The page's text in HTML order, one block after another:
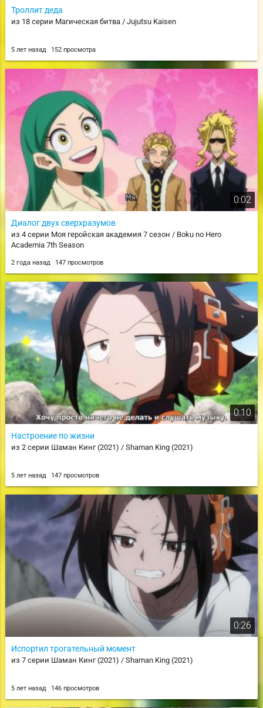
Троллит деда
из 18 серии Магическая битва / Jujutsu Kaisen
5 лет назад 152 просмотра
0:02
Диалог двух сверхразумов
из 4 серии Моя геройская академия 7 сезон / Boku no Hero
Academia 7th Season
2 года назад 147 просмотров
0:10
Настроение по жизни
из 2 серии Шаман Кинг (2021) / Shaman King (2021)
5 лет назад 147 просмотров
0:26
Испортил трогательный момент
из 7 серии Шаман Кинг (2021) / Shaman King (2021)
5 лет назад 146 просмотров